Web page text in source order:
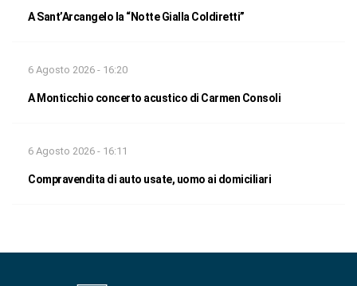
A Sant’Arcangelo la “Notte Gialla Coldiretti”
6 Agosto 2026 - 16:20
A Monticchio concerto acustico di Carmen Consoli
6 Agosto 2026 - 16:11
Compravendita di auto usate, uomo ai domiciliari